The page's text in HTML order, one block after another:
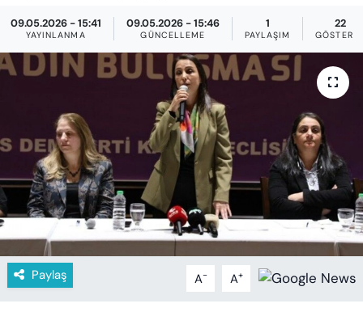
09.05.2026 - 15:41
YAYINLANMA
09.05.2026 - 15:46
GÜNCELLEME
1
PAYLAŞIM
22
Paylaş A- A+
KÜLTÜR-SANAT
MAGAZİN
ÖZEL HABER
YAZAR KÖŞESİ
SİYASET